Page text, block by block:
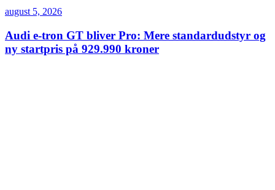
august 5, 2026
Audi e-tron GT bliver Pro: Mere standardudstyr og
ny startpris på 929.990 kroner